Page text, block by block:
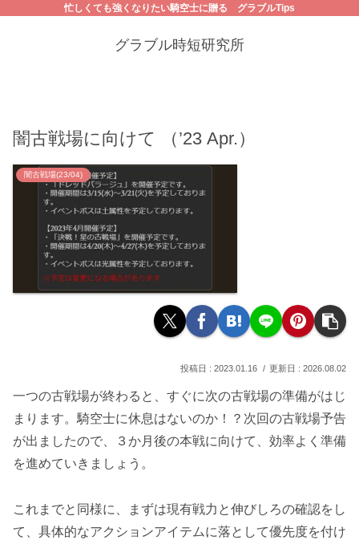
忙しくても強くなりたい騎空士に贈る グラブルTips
グラブル時短研究所
闇古戦場に向けて （’23 Apr.）
闇古戦場(23/04)
2023.01.16 2026.08.02
一つの古戦場が終わると、すぐに次の古戦場の準備がはじ
まります。騎空士に休息はないのか！？次回の古戦場予告
が出ましたので、３か月後の本戦に向けて、効率よく準備
を進めていきましょう。
これまでと同様に、まずは現有戦力と伸びしろの確認をし
て、具体的なアクションアイテムに落として優先度を付け